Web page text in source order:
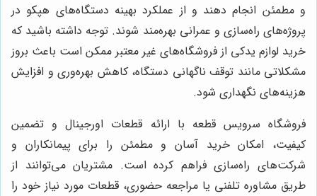
و مطمئن انجام دهند و از عملکرد بهینه دستگاه‌های هپکو در
پروژه‌های راه‌سازی و عمرانی بهره‌مند شوند. توجه داشته باشید که
خرید لوازم یدکی از فروشگاه‌های غیر معتبر ممکن است باعث بروز
مشکلاتی مانند توقف ناگهانی دستگاه، کاهش بهره‌وری و افزایش
هزینه‌های نگهداری شود.
فروشگاه سرویس قطعه با ارائه قطعات اورجینال و تضمین
کیفیت، امکان خرید آسان و مطمئن را برای پیمانکاران و
شرکت‌های راه‌سازی فراهم کرده است. مشتریان می‌توانند از
طریق مشاوره تلفنی یا مراجعه حضوری، قطعات مورد نیاز خود را